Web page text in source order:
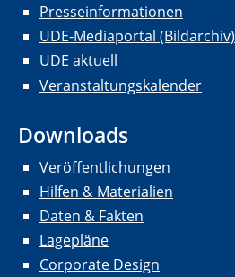
Presseinformationen
UDE-Mediaportal (Bildarchiv)
UDE aktuell
Veranstaltungskalender
Downloads
Veröffentlichungen
Hilfen & Materialien
Daten & Fakten
Lagepläne
Corporate Design